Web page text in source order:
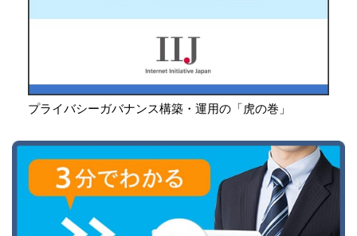
プライバシーガバナンス構築・運用の「虎の巻」